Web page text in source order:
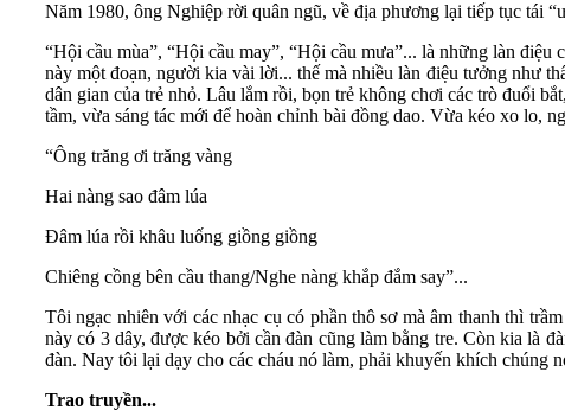
Năm 1980, ông Nghiệp rời quân ngũ, về địa phương lại tiếp tục tái
“Hội cầu mùa”, “Hội cầu may”, “Hội cầu mưa”... là những làn
này một đoạn, người kia vài lời... thế mà nhiều làn điệu tưởng như
dân gian của trẻ nhỏ. Lâu lắm rồi, bọn trẻ không chơi các trò đuổi
tầm, vừa sáng tác mới để hoàn chỉnh bài đồng dao. Vừa kéo xo lo,
“Ông trăng ơi trăng vàng
Hai nàng sao đâm lúa
Đâm lúa rồi khâu luống giồng giồng
Chiêng cồng bên cầu thang/Nghe nàng khắp đắm say”...
Tôi ngạc nhiên với các nhạc cụ có phần thô sơ mà âm thanh thì
này có 3 dây, được kéo bởi cần đàn cũng làm bằng tre. Còn kia là
đàn. Nay tôi lại dạy cho các cháu nó làm, phải khuyến khích chúng
Trao truyền...